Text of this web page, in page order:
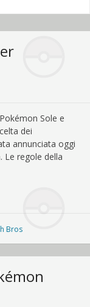
Sole e
dei
annunciata oggi
Le regole della
Bros